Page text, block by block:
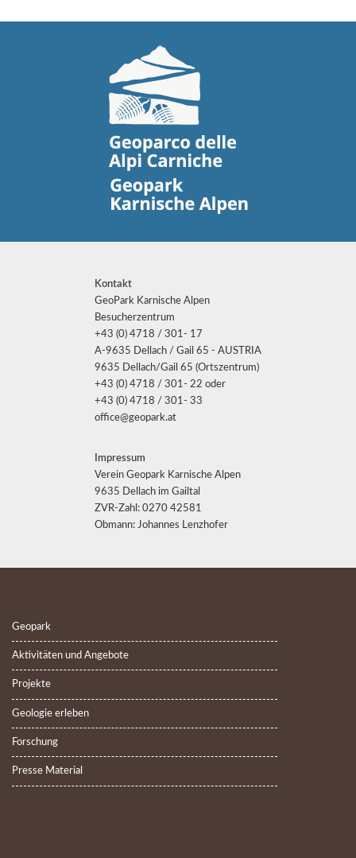
Kontakt
GeoPark Karnische Alpen
Besucherzentrum
+43 (0) 4718 / 301- 17
A-9635 Dellach / Gail 65 - AUSTRIA
9635 Dellach/Gail 65 (Ortszentrum)
+43 (0) 4718 / 301- 22 oder
+43 (0) 4718 / 301- 33
office@geopark.at
Impressum
Verein Geopark Karnische Alpen
9635 Dellach im Gailtal
ZVR-Zahl: 0270 42581
Obmann: Johannes Lenzhofer
Geopark
Aktivitäten und Angebote
Projekte
Geologie erleben
Forschung
Presse Material